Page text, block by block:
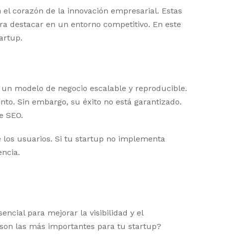
corazón de la innovación empresarial. Estas
destacar en un entorno competitivo. En este
modelo de negocio escalable y reproducible.
Sin embargo, su éxito no está garantizado.
usuarios. Si tu startup no implementa
para mejorar la visibilidad y el
las más importantes para tu startup?